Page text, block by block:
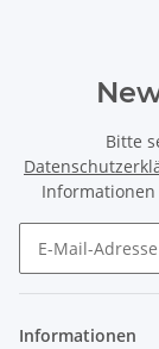
Bitte
Informationen